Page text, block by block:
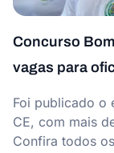
Concurso
vagas para
Foi publicado o
CE, com mais
Confira todos